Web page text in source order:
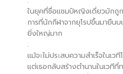
ในยุคที่ชื่อแชมป์หญิงเดี่ยวมักถู
การที่นักกีฬาจากยุโรปขึ้นมายื
ยิ่งใหญ่มาก
.
แม้จะไม่ประสบความสำเร็จในเว
แต่เธอกลับสร้างตำนานในเวที